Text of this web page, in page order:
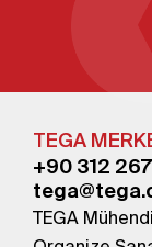
TEGA
+90 312
TEGA